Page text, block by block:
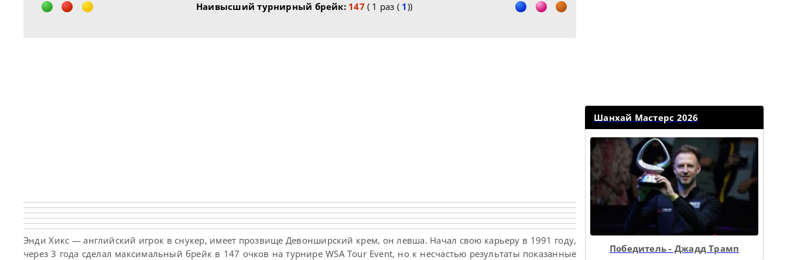
Наивысший турнирный брейк: 147 ( 1 раз ( 1))
Энди Хикс — английский игрок в снукер, имеет прозвище Девонширский крем, он левша. Начал свою карьеру в 1991 году,
через 3 года сделал максимальный брейк в 147 очков на турнире WSA Tour Event, но к несчастью результаты показанные
Шанхай Мастерс 2026
Победитель - Джадд Трамп